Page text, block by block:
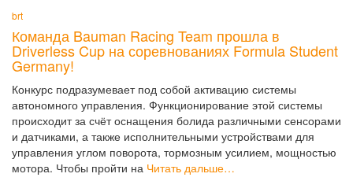
brt
Команда Bauman Racing Team прошла в
Driverless Cup на соревнованиях Formula Student
Germany!
Конкурс подразумевает под собой активацию системы
автономного управления. Функционирование этой системы
происходит за счёт оснащения болида различными сенсорами
и датчиками, а также исполнительными устройствами для
управления углом поворота, тормозным усилием, мощностью
мотора. Чтобы пройти на Читать дальше…